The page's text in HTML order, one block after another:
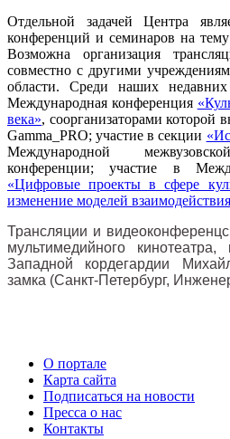
Отдельной задачей Центра
конференций и семинаров на
Возможна организация
совместно с другими
области. Среди наших
Международная конференция
века», соорганизаторами которой
Gamma_PRO; участие в секции
Международной
конференции; участие в
«Цифровые проекты в сфере
изменение моделей
Трансляции и
мультимедийного
Западной кордегардии
замка (Санкт-Петербург,
О портале
Карта сайта
Подписаться на новости
Пресса о нас
Контакты